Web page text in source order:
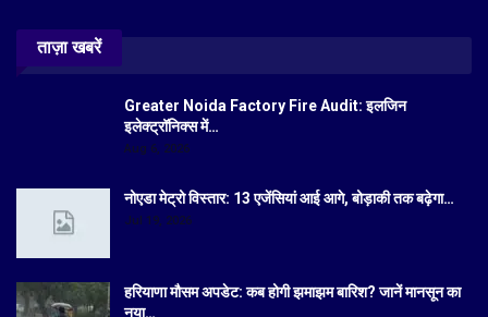
ताज़ा खबरें
Greater Noida Factory Fire Audit: इलजिन
इलेक्ट्रॉनिक्स में…
Aug 6, 2026
नोएडा मेट्रो विस्तार: 13 एजेंसियां आई आगे, बोड़ाकी तक बढ़ेगा…
Jul 19, 2026
हरियाणा मौसम अपडेट: कब होगी झमाझम बारिश? जानें मानसून का
नया…